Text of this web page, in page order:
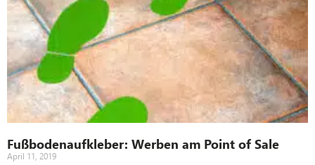
Fußbodenaufkleber: Werben am Point of Sale
April 11, 2019